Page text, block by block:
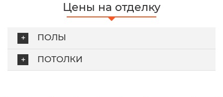
Цены на отделку
ПОЛЫ
ПОТОЛКИ